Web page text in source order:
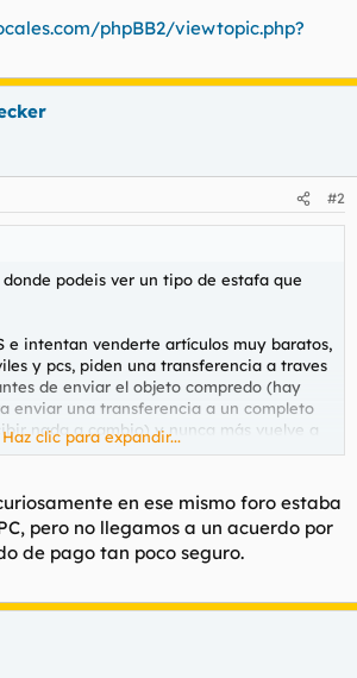
phpBB2/viewtopic.php?
#2
donde podeis ver un tipo de estafa que
e intentan venderte artículos muy baratos,
y pcs, piden una transferencia a traves
de enviar el objeto compredo (hay
enviar una transferencia a un completo
nada a cambio) y nunca más vuelve a
que se hace llamar Carlo Alex que
phpBB2/viewtopic.php?t=1951
Haz clic para expandir...
en ese mismo foro estaba
pero no llegamos a un acuerdo por
de pago tan poco seguro.